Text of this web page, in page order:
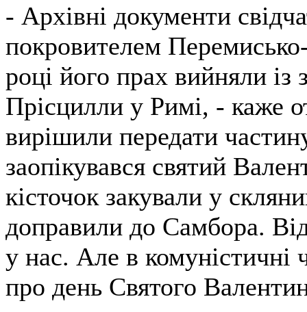
- Архівні документи
покровителем
році його прах вийняли із
Прісцилли у Римі, - каже
вирішили передати
заопікувався святий
кісточок закували у
доправили до Самбора.
у нас. Але в
про день Святого